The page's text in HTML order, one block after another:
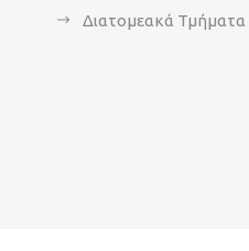
Διατομεακά Τμήματα